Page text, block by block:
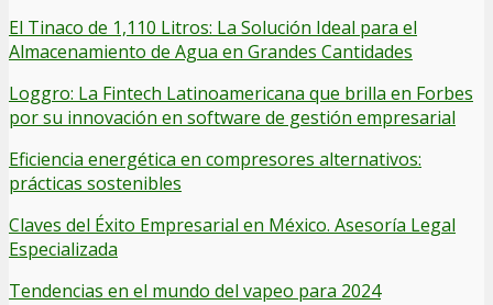
El Tinaco de 1,110 Litros: La Solución Ideal para el
Almacenamiento de Agua en Grandes Cantidades
Loggro: La Fintech Latinoamericana que brilla en Forbes
por su innovación en software de gestión empresarial
Eficiencia energética en compresores alternativos:
prácticas sostenibles
Claves del Éxito Empresarial en México. Asesoría Legal
Especializada
Tendencias en el mundo del vapeo para 2024